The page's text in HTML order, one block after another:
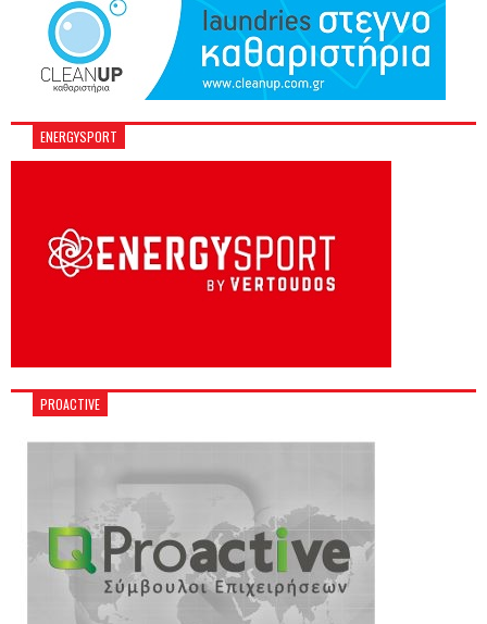
ENERGYSPORT
PROACTIVE